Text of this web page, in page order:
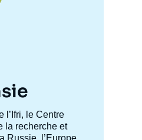
l’Ifri, le Centre
la recherche et